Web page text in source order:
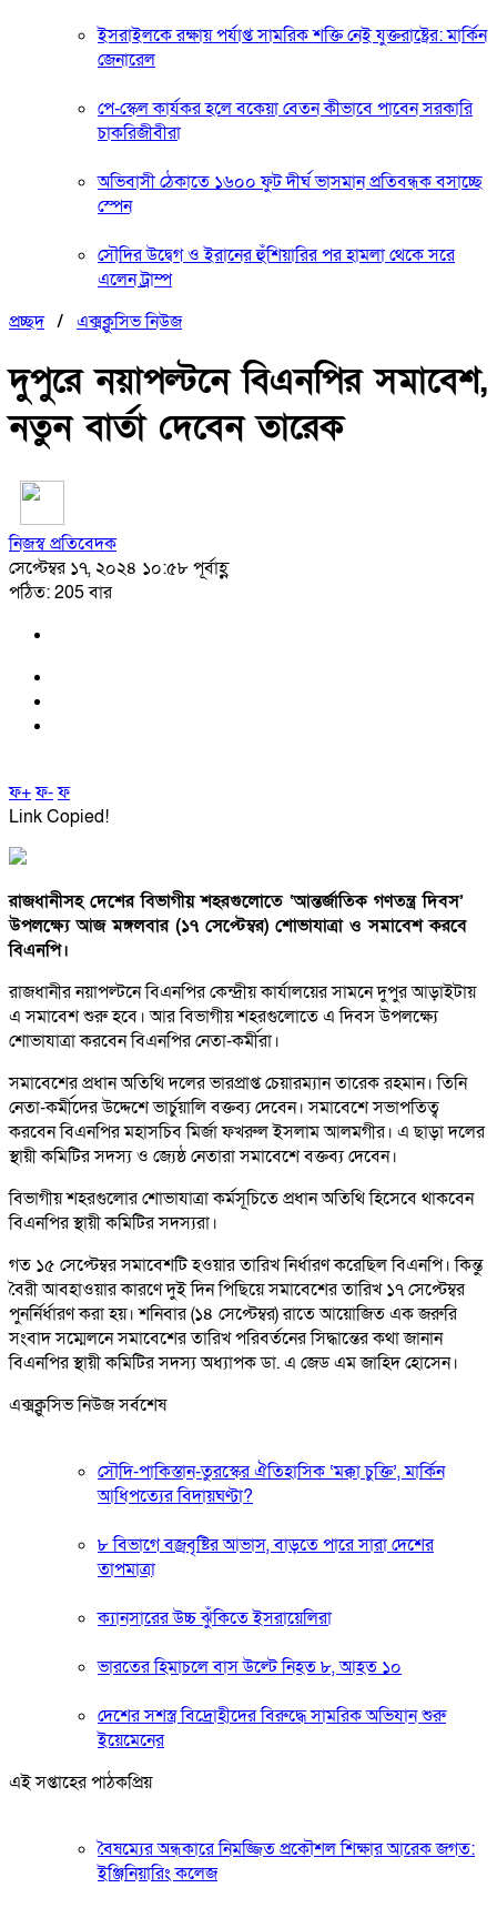
ইসরাইলকে রক্ষায় পর্যাপ্ত সামরিক শক্তি নেই যুক্তরাষ্ট্রের: মার্কিন
জেনারেল
পে-স্কেল কার্যকর হলে বকেয়া বেতন কীভাবে পাবেন সরকারি
চাকরিজীবীরা
অভিবাসী ঠেকাতে ১৬০০ ফুট দীর্ঘ ভাসমান প্রতিবন্ধক বসাচ্ছে
স্পেন
সৌদির উদ্বেগ ও ইরানের হুঁশিয়ারির পর হামলা থেকে সরে
এলেন ট্রাম্প
প্রচ্ছদ/ এক্সক্লুসিভ নিউজ
দুপুরে নয়াপল্টনে বিএনপির সমাবেশ,
নতুন বার্তা দেবেন তারেক
নিজস্ব প্রতিবেদক
সেপ্টেম্বর ১৭, ২০২৪ ১০:৫৮ পূর্বাহ্ণ
পঠিত: 205 বার
ফ+ফ-ফ
Link Copied!
রাজধানীসহ দেশের বিভাগীয় শহরগুলোতে ‘আন্তর্জাতিক গণতন্ত্র দিবস’
উপলক্ষ্যে আজ মঙ্গলবার (১৭ সেপ্টেম্বর) শোভাযাত্রা ও সমাবেশ করবে
বিএনপি।
রাজধানীর নয়াপল্টনে বিএনপির কেন্দ্রীয় কার্যালয়ের সামনে দুপুর আড়াইটায়
এ সমাবেশ শুরু হবে। আর বিভাগীয় শহরগুলোতে এ দিবস উপলক্ষ্যে
শোভাযাত্রা করবেন বিএনপির নেতা-কর্মীরা।
সমাবেশের প্রধান অতিথি দলের ভারপ্রাপ্ত চেয়ারম্যান তারেক রহমান। তিনি
নেতা-কর্মীদের উদ্দেশে ভার্চুয়ালি বক্তব্য দেবেন। সমাবেশে সভাপতিত্ব
করবেন বিএনপির মহাসচিব মির্জা ফখরুল ইসলাম আলমগীর। এ ছাড়া দলের
স্থায়ী কমিটির সদস্য ও জ্যেষ্ঠ নেতারা সমাবেশে বক্তব্য দেবেন।
বিভাগীয় শহরগুলোর শোভাযাত্রা কর্মসূচিতে প্রধান অতিথি হিসেবে থাকবেন
বিএনপির স্থায়ী কমিটির সদস্যরা।
গত ১৫ সেপ্টেম্বর সমাবেশটি হওয়ার তারিখ নির্ধারণ করেছিল বিএনপি। কিন্তু
বৈরী আবহাওয়ার কারণে দুই দিন পিছিয়ে সমাবেশের তারিখ ১৭ সেপ্টেম্বর
পুনর্নির্ধারণ করা হয়। শনিবার (১৪ সেপ্টেম্বর) রাতে আয়োজিত এক জরুরি
সংবাদ সম্মেলনে সমাবেশের তারিখ পরিবর্তনের সিদ্ধান্তের কথা জানান
বিএনপির স্থায়ী কমিটির সদস্য অধ্যাপক ডা. এ জেড এম জাহিদ হোসেন।
এক্সক্লুসিভ নিউজ সর্বশেষ
সৌদি-পাকিস্তান-তুরস্কের ঐতিহাসিক ‘মক্কা চুক্তি’, মার্কিন
আধিপত্যের বিদায়ঘণ্টা?
৮ বিভাগে বজ্রবৃষ্টির আভাস, বাড়তে পারে সারা দেশের
তাপমাত্রা
ক্যানসারের উচ্চ ঝুঁকিতে ইসরায়েলিরা
ভারতের হিমাচলে বাস উল্টে নিহত ৮, আহত ১০
দেশের সশস্ত্র বিদ্রোহীদের বিরুদ্ধে সামরিক অভিযান শুরু
ইয়েমেনের
এই সপ্তাহের পাঠকপ্রিয়
বৈষম্যের অন্ধকারে নিমজ্জিত প্রকৌশল শিক্ষার আরেক জগত:
ইঞ্জিনিয়ারিং কলেজ